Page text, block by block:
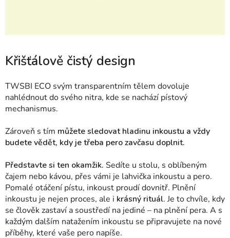
Křišťálově čistý design
TWSBI ECO svým transparentním tělem dovoluje
nahlédnout do svého nitra, kde se nachází pístový
mechanismus.
Zároveň s tím můžetesledovat hladinu inkoustu a vždy
budete vědět, kdy je třeba pero zavčasu doplnit.
Představte si ten okamžik. Sedíte u stolu, s oblíbeným
čajem nebo kávou, přes vámi je lahvička inkoustu a pero.
Pomalé otáčení pístu, inkoust proudí dovnitř. Plnění
inkoustu je nejen proces, ale i krásný rituál. Je to chvíle, kdy
se člověk zastaví a soustředí na jediné – na plnění pera. A s
každým dalším natažením inkoustu se připravujete na nové
příběhy, které vaše pero napíše.